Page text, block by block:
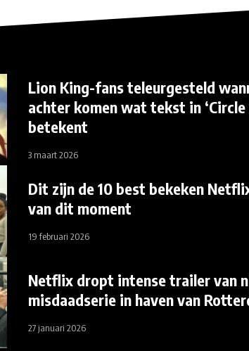
Lion King-fans teleurgesteld
achter komen wat tekst in ‘Circle
betekent
3 maart 2026
Dit zijn de 10 best bekeken
van dit moment
19 februari 2026
Netflix dropt intense trailer van
misdaadserie in haven van
27 januari 2026